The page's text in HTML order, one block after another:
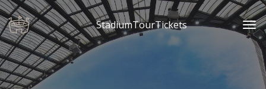
StadiumTourTickets